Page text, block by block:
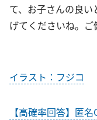
て、お子さんの良
げてくださいね。ご
イラスト：フジコ
【高確率回答】匿